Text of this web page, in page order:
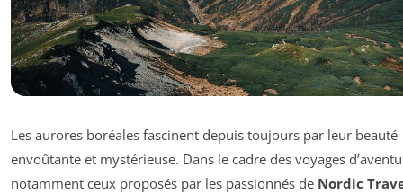
Les aurores boréales fascinent depuis toujours par leur beauté
envoûtante et mystérieuse. Dans le cadre des voyages
notamment ceux proposés par les passionnés de Nordic